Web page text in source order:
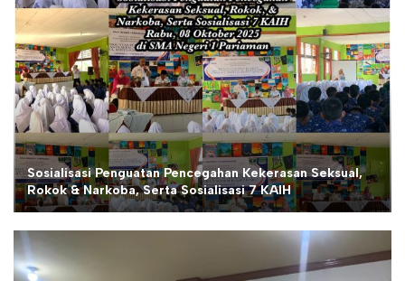
Sosialisasi Penguatan Pencegahan Kekerasan Seksual,
Rokok & Narkoba, Serta Sosialisasi 7 KAIH